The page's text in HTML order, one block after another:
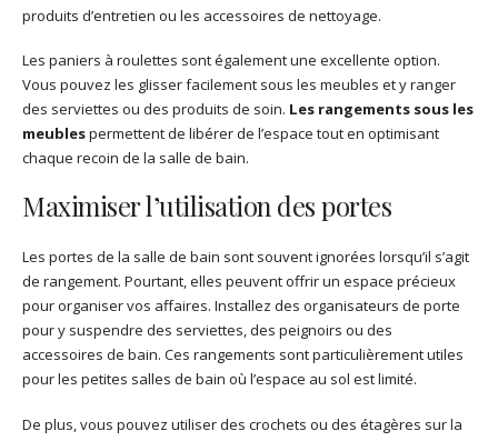
produits d’entretien ou les accessoires de nettoyage.
Les paniers à roulettes sont également une excellente option.
Vous pouvez les glisser facilement sous les meubles et y ranger
des serviettes ou des produits de soin. Les rangements sous les
meublespermettent de libérer de l’espace tout en optimisant
chaque recoin de la salle de bain.
Maximiser l’utilisation des portes
Les portes de la salle de bain sont souvent ignorées lorsqu’il s’agit
de rangement. Pourtant, elles peuvent offrir un espace précieux
pour organiser vos affaires. Installez des organisateurs de porte
pour y suspendre des serviettes, des peignoirs ou des
accessoires de bain. Ces rangements sont particulièrement utiles
pour les petites salles de bain où l’espace au sol est limité.
De plus, vous pouvez utiliser des crochets ou des étagères sur la